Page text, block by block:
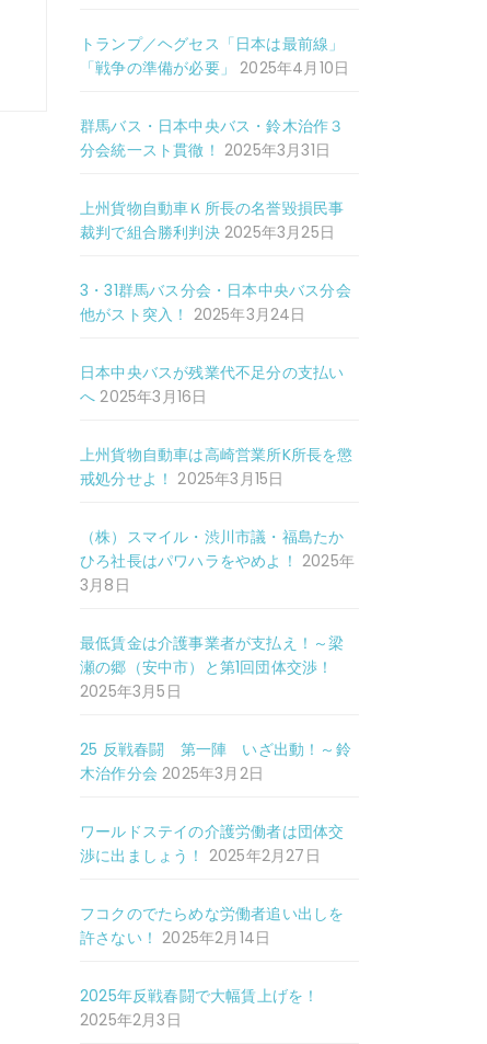
トランプ／ヘグセス「日本は最前線」
「戦争の準備が必要」
2025年4月10日
群馬バス・日本中央バス・鈴木治作３
分会統一スト貫徹！ 2025年3月31日
上州貨物自動車Ｋ所長の名誉毀損民事
裁判で組合勝利判決 2025年3月25日
3・31群馬バス分会・日本中央バス分会
他がスト突入！ 2025年3月24日
日本中央バスが残業代不足分の支払い
へ 2025年3月16日
上州貨物自動車は高崎営業所K所長を懲
戒処分せよ！ 2025年3月15日
（株）スマイル・渋川市議・福島たか
ひろ社長はパワハラをやめよ！ 2025年
3月8日
最低賃金は介護事業者が支払え！～梁
瀬の郷（安中市）と第1回団体交渉！
2025年3月5日
25 反戦春闘 第一陣 いざ出動！～鈴
木治作分会 2025年3月2日
ワールドステイの介護労働者は団体交
渉に出ましょう！ 2025年2月27日
フコクのでたらめな労働者追い出しを
許さない！ 2025年2月14日
2025年反戦春闘で大幅賃上げを！
2025年2月3日